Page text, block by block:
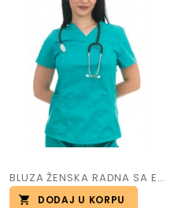
BLUZA ŽENSKA RADNA SA ELASTINOMM art.VIKTORIJA
DODAJ U KORPU